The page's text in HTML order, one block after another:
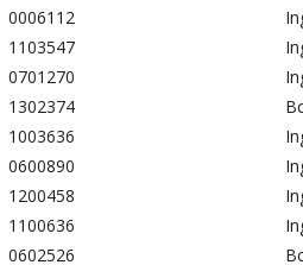
0006112
1103547
0701270
1302374
1003636
0600890
1200458
1100636
0602526